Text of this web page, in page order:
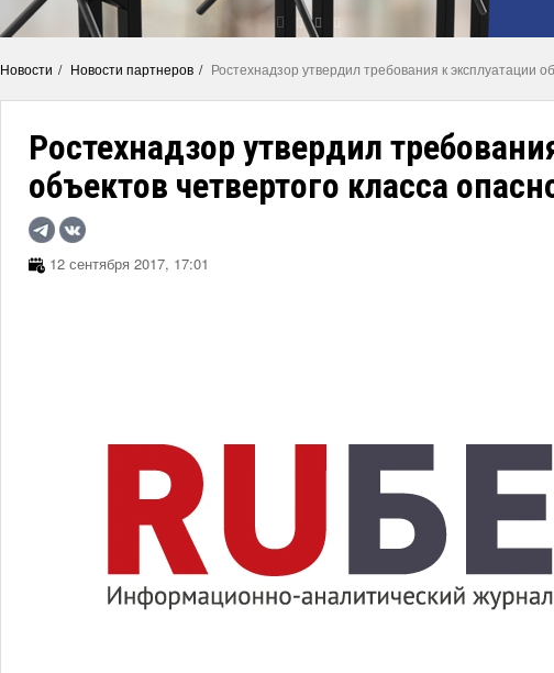
Новости Новости партнеров Ростехнадзор утвердил требования к эксплуатации
Ростехнадзор утвердил
объектов четвертого класса
12 сентября 2017, 17:01